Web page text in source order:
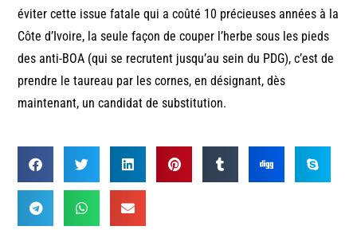
éviter cette issue fatale qui a coûté 10 précieuses années à la
Côte d’Ivoire, la seule façon de couper l’herbe sous les pieds
des anti-BOA (qui se recrutent jusqu’au sein du PDG), c’est de
prendre le taureau par les cornes, en désignant, dès
maintenant, un candidat de substitution.